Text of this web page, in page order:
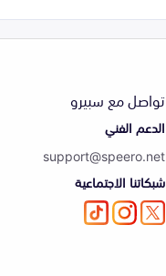
تواصل مع سبيرو
الدعم الفني
support@speero.net
شبكاتنا الاجتماعية